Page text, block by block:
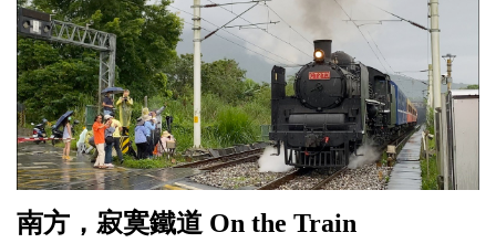
南方，寂寞鐵道 On the Train